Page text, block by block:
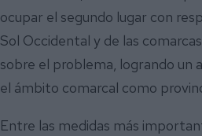
ocupar el segundo lugar con
Sol Occidental y de las
sobre el problema, logrando un
el ámbito comarcal como
Entre las medidas más